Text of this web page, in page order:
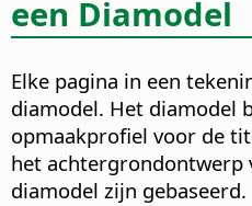
een Diamodel
Elke pagina in een
diamodel. Het diamodel
opmaakprofiel voor de
het achtergrondontwerp
diamodel zijn gebaseerd.